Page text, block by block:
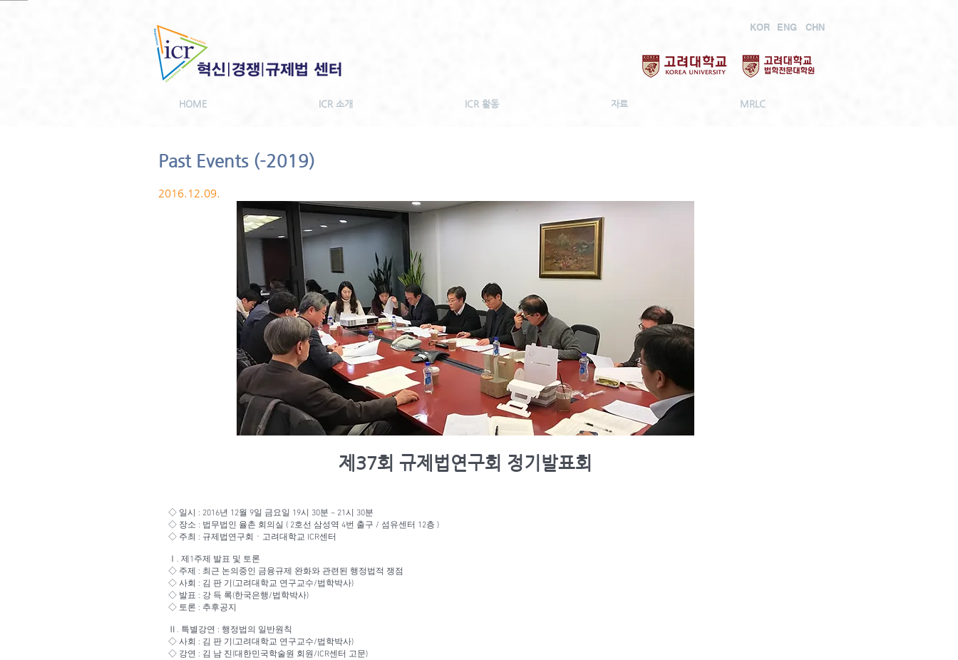
KOR ENG CHN
HOME ICR 소개 ICR 활동 자료 MRLC
Past Events (-2019)
2016.12.09.
제37회 규제법연구회 정기발표회
◇ 일시 : 2016년 12월 9일 금요일 19시 30분 ~ 21시 30분
◇ 장소 : 법무법인 율촌 회의실 ( 2호선 삼성역 4번 출구 / 섬유센터 12층 )
◇ 주최 : 규제법연구회ㆍ고려대학교 ICR센터
Ⅰ. 제1주제 발표 및 토론
◇ 주제 : 최근 논의중인 금융규제 완화와 관련된 행정법적 쟁점
◇ 사회 : 김 판 기(고려대학교 연구교수/법학박사)
◇ 발표 : 강 득 록(한국은행/법학박사)
◇ 토론 : 추후공지
Ⅱ. 특별강연 : 행정법의 일반원칙
◇ 사회 : 김 판 기(고려대학교 연구교수/법학박사)
◇ 강연 : 김 남 진(대한민국학술원 회원/ICR센터 고문)